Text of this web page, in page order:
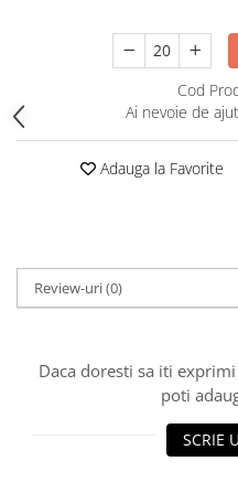
Cod
Ai nevoie de
Adauga la Favorite
Review-uri(0)
Daca doresti sa iti
poti
SCRIE